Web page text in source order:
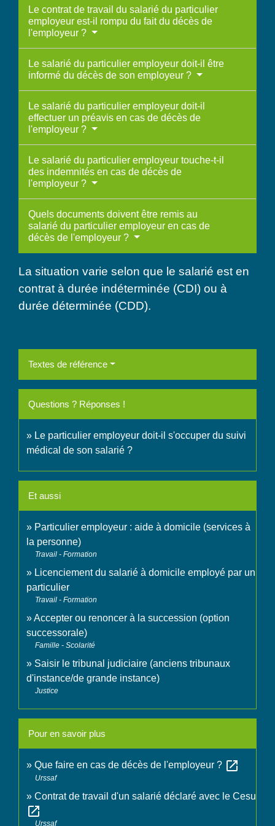
Le contrat de travail du salarié du particulier
employeur est-il rompu du fait du décès de
l'employeur ?
Le salarié du particulier employeur doit-il être
informé du décès de son employeur ?
Le salarié du particulier employeur doit-il
effectuer un préavis en cas de décès de
l'employeur ?
Le salarié du particulier employeur touche-t-il
des indemnités en cas de décès de
l'employeur ?
Quels documents doivent être remis au
salarié du particulier employeur en cas de
décès de l'employeur ?
La situation varie selon que le salarié est en
contrat à durée indéterminée (CDI) ou à
durée déterminée (CDD).
Textes de référence
Questions ? Réponses !
Le particulier employeur doit-il s'occuper du suivi
médical de son salarié ?
Et aussi
Particulier employeur : aide à domicile (services à
la personne)
Travail - Formation
Licenciement du salarié à domicile employé par un
particulier
Travail - Formation
Accepter ou renoncer à la succession (option
successorale)
Famille - Scolarité
Saisir le tribunal judiciaire (anciens tribunaux
d'instance/de grande instance)
Justice
Pour en savoir plus
Que faire en cas de décès de l'employeur ? open_in_new
Urssaf
Contrat de travail d'un salarié déclaré avec le Cesu
open_in_new
Urssaf